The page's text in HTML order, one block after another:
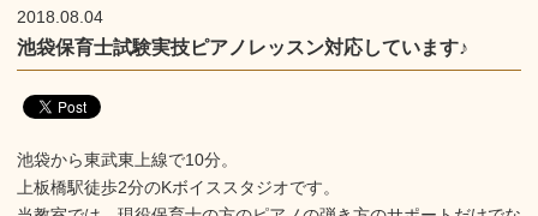
2018.08.04
池袋保育士試験実技ピアノレッスン対応しています♪
池袋から東武東上線で10分。
上板橋駅徒歩2分のKボイススタジオです。